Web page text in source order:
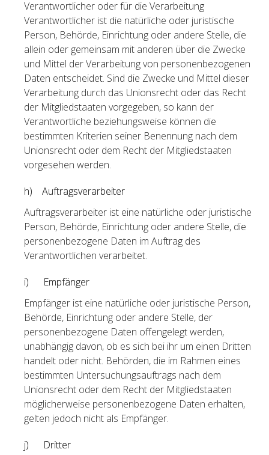
Verantwortlicher oder für die Verarbeitung
Verantwortlicher ist die natürliche oder juristische
Person, Behörde, Einrichtung oder andere Stelle, die
allein oder gemeinsam mit anderen über die Zwecke
und Mittel der Verarbeitung von personenbezogenen
Daten entscheidet. Sind die Zwecke und Mittel dieser
Verarbeitung durch das Unionsrecht oder das Recht
der Mitgliedstaaten vorgegeben, so kann der
Verantwortliche beziehungsweise können die
bestimmten Kriterien seiner Benennung nach dem
Unionsrecht oder dem Recht der Mitgliedstaaten
vorgesehen werden.
h) Auftragsverarbeiter
Auftragsverarbeiter ist eine natürliche oder juristische
Person, Behörde, Einrichtung oder andere Stelle, die
personenbezogene Daten im Auftrag des
Verantwortlichen verarbeitet.
i) Empfänger
Empfänger ist eine natürliche oder juristische Person,
Behörde, Einrichtung oder andere Stelle, der
personenbezogene Daten offengelegt werden,
unabhängig davon, ob es sich bei ihr um einen Dritten
handelt oder nicht. Behörden, die im Rahmen eines
bestimmten Untersuchungsauftrags nach dem
Unionsrecht oder dem Recht der Mitgliedstaaten
möglicherweise personenbezogene Daten erhalten,
gelten jedoch nicht als Empfänger.
j) Dritter